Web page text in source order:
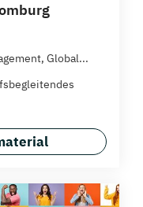
Global...